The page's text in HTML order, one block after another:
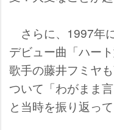
さらに、1997年
デビュー曲「ハー
歌手の藤井フミヤ
ついて「わがまま
と当時を振り返って